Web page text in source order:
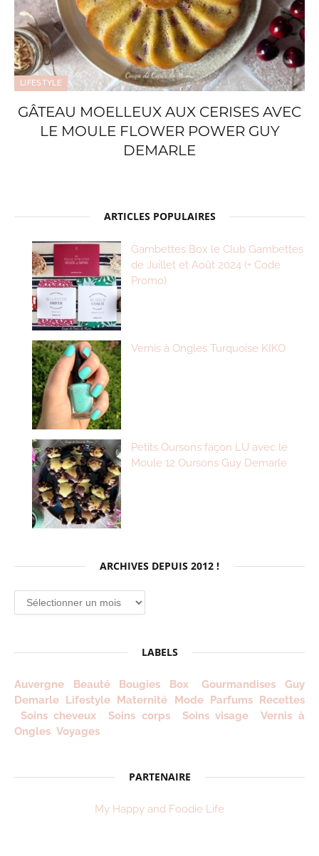
LIFESTYLE
GÂTEAU MOELLEUX AUX CERISES AVEC
LE MOULE FLOWER POWER GUY
DEMARLE
ARTICLES POPULAIRES
Gambettes Box le Club Gambettes
de Juillet et Août 2024 (+ Code
Promo)
Vernis à Ongles Turquoise KIKO
Petits Oursons façon LU avec le
Moule 12 Oursons Guy Demarle
ARCHIVES DEPUIS 2012 !
Archives
depuis
LABELS
Auvergne Beauté Bougies Box Gourmandises
Guy
Demarle Lifestyle Maternité Mode Parfums Recettes
Soins cheveux
Soins corps Soins visage
Vernis à
Ongles Voyages
PARTENAIRE
My Happy and Foodie Life